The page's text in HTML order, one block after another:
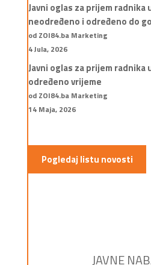
Javni oglas za prijem radnika
neodređeno i određeno do
od ZOI84.ba Marketing
4 Jula, 2026
Javni oglas za prijem radnika
određeno vrijeme
od ZOI84.ba Marketing
14 Maja, 2026
Pogledaj listu novosti
JAVNE